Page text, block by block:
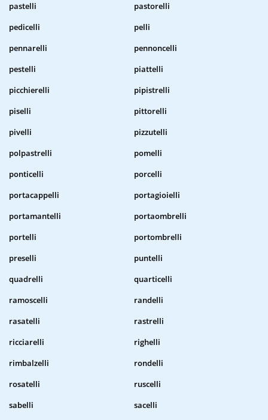
pastelli
pastorelli
pedicelli
pelli
pennarelli
pennoncelli
pestelli
piattelli
picchierelli
pipistrelli
piselli
pittorelli
pivelli
pizzutelli
polpastrelli
pomelli
ponticelli
porcelli
portacappelli
portagioielli
portamantelli
portaombrelli
portelli
portombrelli
preselli
puntelli
quadrelli
quarticelli
ramoscelli
randelli
rasatelli
rastrelli
ricciarelli
righelli
rimbalzelli
rondelli
rosatelli
ruscelli
sabelli
sacelli